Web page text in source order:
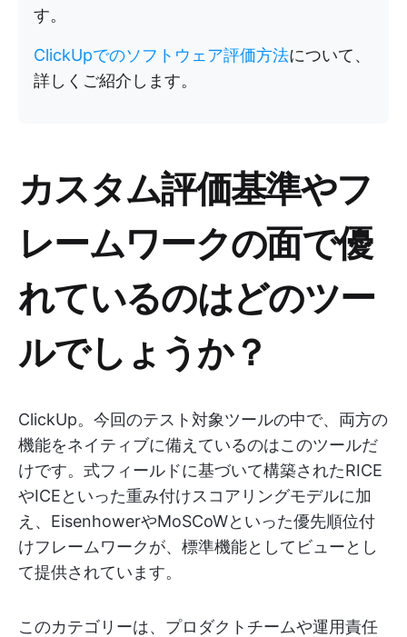
す。
ClickUpでのソフトウェア評価方法について、
詳しくご紹介します。
カスタム評価基準やフ
レームワークの面で優
れているのはどのツー
ルでしょうか？
ClickUp。今回のテスト対象ツールの中で、両方の
機能をネイティブに備えているのはこのツールだ
けです。式フィールドに基づいて構築されたRICE
やICEといった重み付けスコアリングモデルに加
え、EisenhowerやMoSCoWといった優先順位付
けフレームワークが、標準機能としてビューとし
て提供されています。
このカテゴリーは、プロダクトチームや運用責任